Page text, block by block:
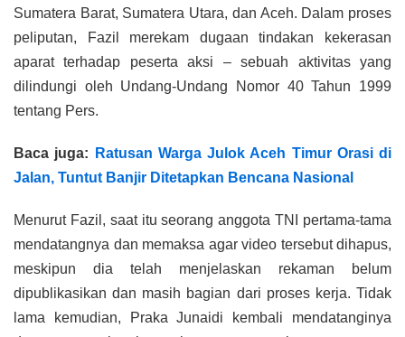
Sumatera Barat, Sumatera Utara, dan Aceh. Dalam proses
peliputan, Fazil merekam dugaan tindakan kekerasan
aparat terhadap peserta aksi – sebuah aktivitas yang
dilindungi oleh Undang-Undang Nomor 40 Tahun 1999
tentang Pers.
Baca juga:
Ratusan Warga Julok Aceh Timur Orasi di
Jalan, Tuntut Banjir Ditetapkan Bencana Nasional
Menurut Fazil, saat itu seorang anggota TNI pertama-tama
mendatangnya dan memaksa agar video tersebut dihapus,
meskipun dia telah menjelaskan rekaman belum
dipublikasikan dan masih bagian dari proses kerja. Tidak
lama kemudian, Praka Junaidi kembali mendatanginya